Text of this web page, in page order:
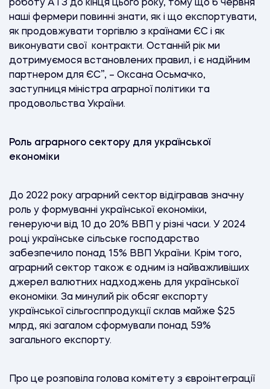
роботу ATЗ до кінця цього року, тому що 6 червня
наші фермери повинні знати, як і що експортувати,
як продовжувати торгівлю з країнами ЄС і як
виконувати свої контракти. Останній рік ми
дотримуємося встановлених правил, і є надійним
партнером для ЄС”, – Оксана Осьмачко,
заступниця міністра аграрної політики та
продовольства України.
Роль аграрного сектору для української
економіки
До 2022 року аграрний сектор відігравав значну
роль у формуванні української економіки,
генеруючи від 10 до 20% ВВП у різні часи. У 2024
році українське сільське господарство
забезпечило понад 15% ВВП України. Крім того,
аграрний сектор також є одним із найважливіших
джерел валютних надходжень для української
економіки. За минулий рік обсяг експорту
української сільгосппродукції склав майже $25
млрд, які загалом сформували понад 59%
загального експорту.
Про це розповіла голова комітету з євроінтеграції